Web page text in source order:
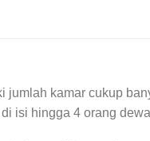
kamar cukup
isi hingga 4 orang